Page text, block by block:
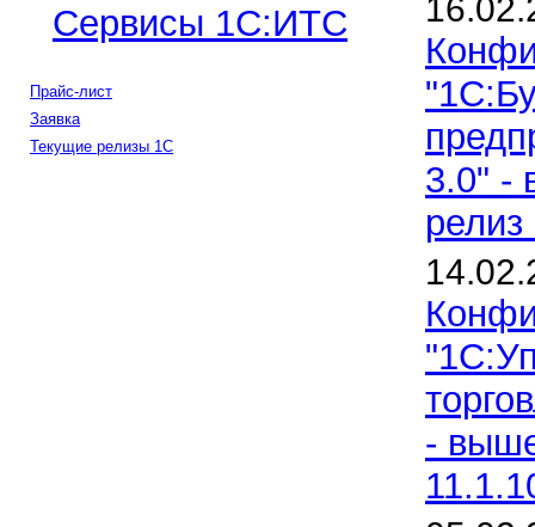
Сервисы 1С:ИТС
Прайс-лист
Заявка
Текущие релизы 1С
3.0" -
-